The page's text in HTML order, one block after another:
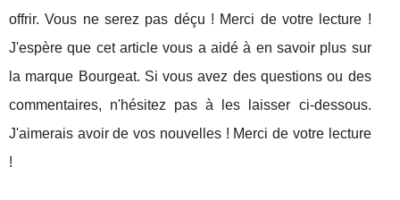
offrir. Vous ne serez pas déçu ! Merci de votre lecture !
J'espère que cet article vous a aidé à en savoir plus sur
la marque Bourgeat. Si vous avez des questions ou des
commentaires, n'hésitez pas à les laisser ci-dessous.
J'aimerais avoir de vos nouvelles ! Merci de votre lecture
!